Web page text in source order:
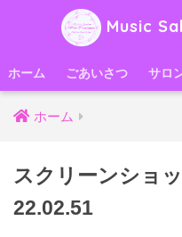
Music
ホーム ごあいさつ サロ
ホーム
スクリーンショ
22.02.51